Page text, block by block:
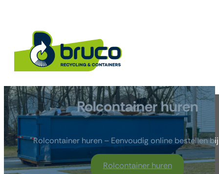
Rolcontainer huren
Rolcontainer huren – Eenvoudig online bestellen
Rolcontainer huren